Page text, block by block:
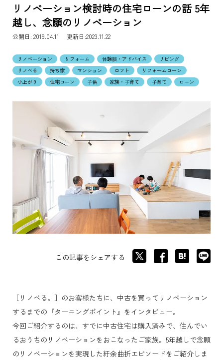
リノベーション検討時の住宅ローンの話 5年
越し、念願のリノベーション
公開日: 2019.04.11 更新日:2023.11.22
リノベーション リフォーム 体験談・アドバイス
リビング
リノベる
持ち家 マンション ロフト
リフォームローン
小上がり
住宅ローン 子供 家族・子育て 子育て ローン
この記事をシェアする
［リノベる。］のお客様たちに、中古を買ってリノベーション
するまでの『ターニングポイント』をインタビュー。
今回ご紹介するのは、すでに中古住宅は購入済みで、住んでい
るおうちのリノベーションをおこなったご家族。5年越しで念願
のリノベーションを実現した紆余曲折エピソードをご紹介しま